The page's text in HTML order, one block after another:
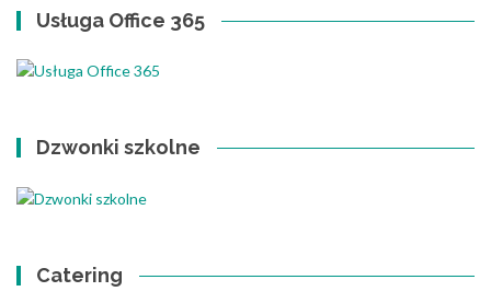
Usługa Office 365
Dzwonki szkolne
Catering